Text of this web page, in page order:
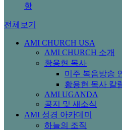
항
전체보기
AMI CHURCH USA
AMI CHURCH 소개
황용현 목사
미주 복음방송
황용현 목사 칼
AMI UGANDA
공지 및 새소식
AMI 성경 아카데미
하늘의 조직